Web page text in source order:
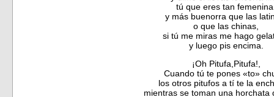
tú que eres tan
y más buenorra que las
o que las chinas,
si tú me miras me hago
y luego pis encima.
¡Oh Pitufa,Pitufa!,
Cuando tú te pones «to»
los otros pitufos a tí te la
mientras se toman una horchata